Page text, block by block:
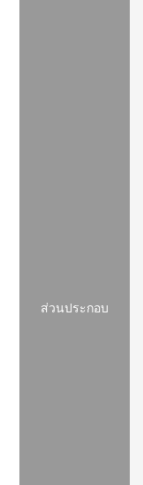
ส่วนประกอบ